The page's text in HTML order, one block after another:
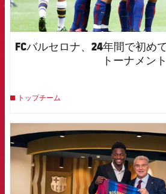
FCバルセロナ、24年間で初め
トーナメント
トップチーム